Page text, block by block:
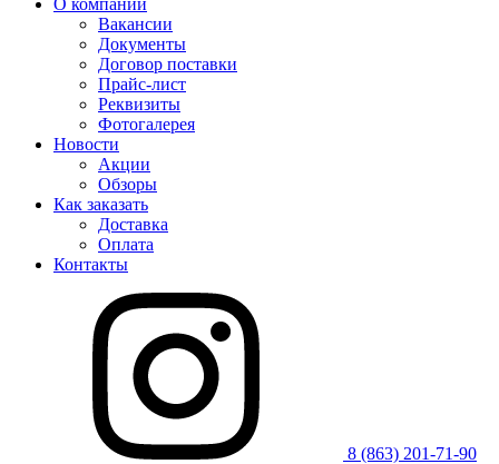
О компании
Вакансии
Документы
Договор поставки
Прайс-лист
Реквизиты
Фотогалерея
Новости
Акции
Обзоры
Как заказать
Доставка
Оплата
Контакты
8 (863) 201-71-90